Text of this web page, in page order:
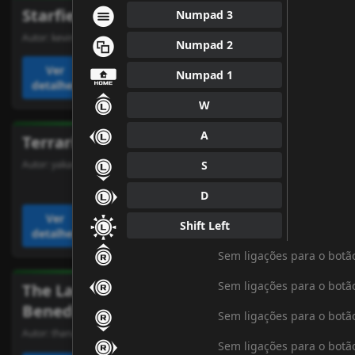
Starfield
Autor: kevinwarrior
Ver
detalhes
Adicionar
Starfield
Autor:
Ver
Terraria
Autor: yakan12
Ver
detalhes
Adicionar
The Division 2
Autor:
Ver
detalhes
The Last Case of
Benedict Fox
Autor: thanath05
Valheim
Autor:akaryder
⇻ Numpad 3
⇺ Numpad 2
⇹ Numpad 1
↾ W
↼ A
⇂ S
⇀ D
↺ Shift Left
↿ Sem ligações para o
↽ Sem ligações para o
⇃ Sem ligações para o
⇁ Sem ligações para o